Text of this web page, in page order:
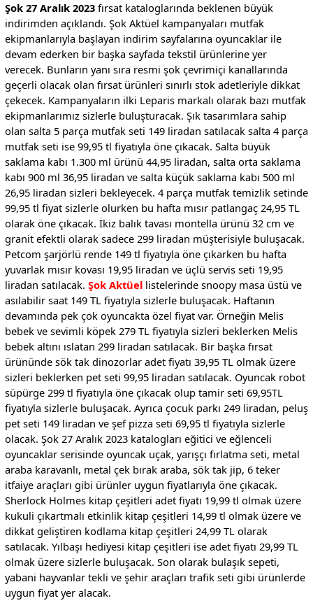
Şok 27 Aralık 2023fırsat kataloglarında beklenen büyük
indirimden açıklandı. Şok Aktüel kampanyaları mutfak
ekipmanlarıyla başlayan indirim sayfalarına oyuncaklar ile
devam ederken bir başka sayfada tekstil ürünlerine yer
verecek. Bunların yanı sıra resmi şok çevrimiçi kanallarında
geçerli olacak olan fırsat ürünleri sınırlı stok adetleriyle dikkat
çekecek. Kampanyaların ilki Leparis markalı olarak bazı mutfak
ekipmanlarımız sizlerle buluşturacak. Şık tasarımlara sahip
olan salta 5 parça mutfak seti 149 liradan satılacak salta 4 parça
mutfak seti ise 99,95 tl fiyatıyla öne çıkacak. Salta büyük
saklama kabı 1.300 ml ürünü 44,95 liradan, salta orta saklama
kabı 900 ml 36,95 liradan ve salta küçük saklama kabı 500 ml
26,95 liradan sizleri bekleyecek. 4 parça mutfak temizlik setinde
99,95 tl fiyat sizlerle olurken bu hafta mısır patlangaç 24,95 TL
olarak öne çıkacak. İkiz balık tavası montella ürünü 32 cm ve
granit efektli olarak sadece 299 liradan müşterisiyle buluşacak.
Petcom şarjörlü rende 149 tl fiyatıyla öne çıkarken bu hafta
yuvarlak mısır kovası 19,95 liradan ve üçlü servis seti 19,95
liradan satılacak. Şok Aktüellistelerinde snoopy masa üstü ve
asılabilir saat 149 TL fiyatıyla sizlerle buluşacak. Haftanın
devamında pek çok oyuncakta özel fiyat var. Örneğin Melis
bebek ve sevimli köpek 279 TL fiyatıyla sizleri beklerken Melis
bebek altını ıslatan 299 liradan satılacak. Bir başka fırsat
ürününde sök tak dinozorlar adet fiyatı 39,95 TL olmak üzere
sizleri beklerken pet seti 99,95 liradan satılacak. Oyuncak robot
süpürge 299 tl fiyatıyla öne çıkacak olup tamir seti 69,95TL
fiyatıyla sizlerle buluşacak. Ayrıca çocuk parkı 249 liradan, peluş
pet seti 149 liradan ve şef pizza seti 69,95 tl fiyatıyla sizlerle
olacak. Şok 27 Aralık 2023 katalogları eğitici ve eğlenceli
oyuncaklar serisinde oyuncak uçak, yarışçı fırlatma seti, metal
araba karavanlı, metal çek bırak araba, sök tak jip, 6 teker
itfaiye araçları gibi ürünler uygun fiyatlarıyla öne çıkacak.
Sherlock Holmes kitap çeşitleri adet fiyatı 19,99 tl olmak üzere
kukuli çıkartmalı etkinlik kitap çeşitleri 14,99 tl olmak üzere ve
dikkat geliştiren kodlama kitap çeşitleri 24,99 TL olarak
satılacak. Yılbaşı hediyesi kitap çeşitleri ise adet fiyatı 29,99 TL
olmak üzere sizlerle buluşacak. Son olarak bulaşık sepeti,
yabani hayvanlar tekli ve şehir araçları trafik seti gibi ürünlerde
uygun fiyat yer alacak.